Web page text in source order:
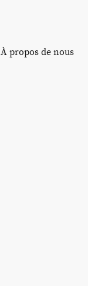
À propos de nous